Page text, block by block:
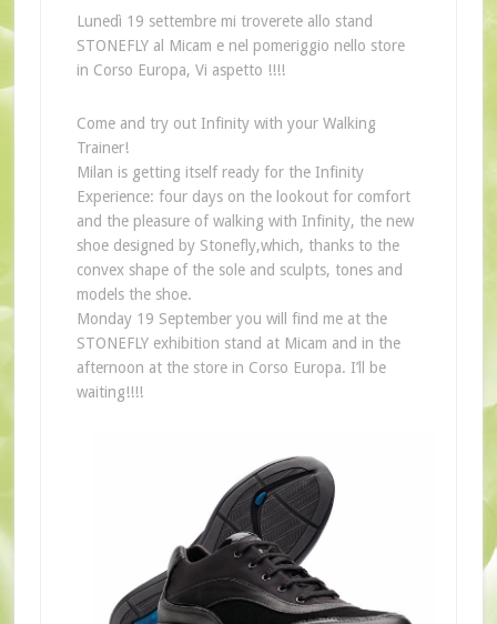
Lunedì 19 settembre mi troverete allo stand
STONEFLY al Micam e nel pomeriggio nello store
in Corso Europa, Vi aspetto !!!!
Come and try out Infinity with your Walking
Trainer!
Milan is getting itself ready for the Infinity
Experience: four days on the lookout for comfort
and the pleasure of walking with Infinity, the new
shoe designed by Stonefly,which, thanks to the
convex shape of the sole and sculpts, tones and
models the shoe.
Monday 19 September you will find me at the
STONEFLY exhibition stand at Micam and in the
afternoon at the store in Corso Europa. I’ll be
waiting!!!!